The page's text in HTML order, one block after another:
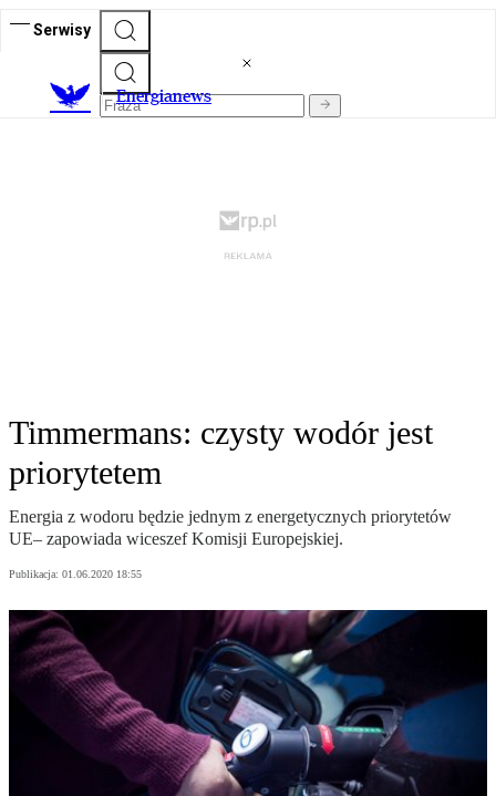
Serwisy
Energianews
Timmermans: czysty wodór jest
priorytetem
Energia z wodoru będzie jednym z energetycznych priorytetów
UE– zapowiada wiceszef Komisji Europejskiej.
Publikacja: 01.06.2020 18:55